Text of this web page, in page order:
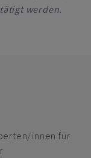
werden.
innen für